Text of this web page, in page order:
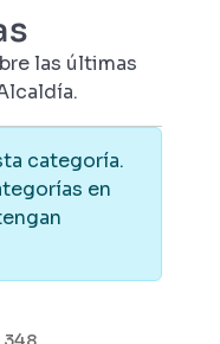
las últimas
categoría.
en